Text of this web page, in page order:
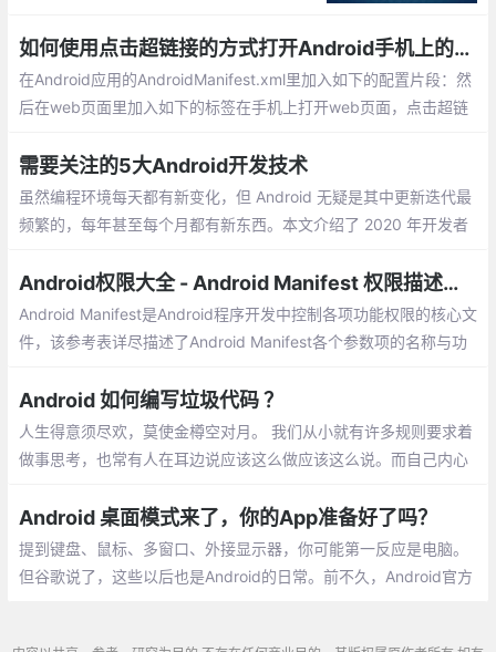
如何使用点击超链接的方式打开Android手机上的应用
在Android应用的AndroidManifest.xml里加入如下的配置片段：然
后在web页面里加入如下的标签在手机上打开web页面，点击超链
需要关注的5大Android开发技术
虽然编程环境每天都有新变化，但 Android 无疑是其中更新迭代最
频繁的，每年甚至每个月都有新东西。本文介绍了 2020 年开发者
参加的 Droidcon London 2019 大会上
Android权限大全 - Android Manifest 权限描述大全
Android Manifest是Android程序开发中控制各项功能权限的核心文
件，该参考表详尽描述了Android Manifest各个参数项的名称与功
Android 如何编写垃圾代码 ？
人生得意须尽欢，莫使金樽空对月。 我们从小就有许多规则要求着
做事思考，也常有人在耳边说应该这么做应该这么说。而自己内心
Android 桌面模式来了，你的App准备好了吗？
提到键盘、鼠标、多窗口、外接显示器，你可能第一反应是电脑。
但谷歌说了，这些以后也是Android的日常。前不久，Android官方